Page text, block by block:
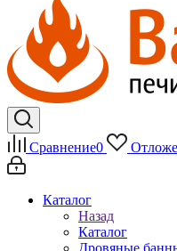
Сравнение0
Каталог
Назад
Каталог
Дровяные